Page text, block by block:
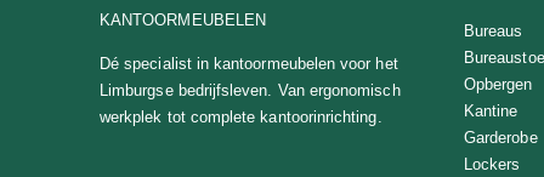
KANTOORMEUBELEN
Dé specialist in kantoormeubelen voor het
Limburgse bedrijfsleven. Van ergonomisch
werkplek tot complete kantoorinrichting.
Bureaus
Opbergen
Kantine
Garderobe
Lockers